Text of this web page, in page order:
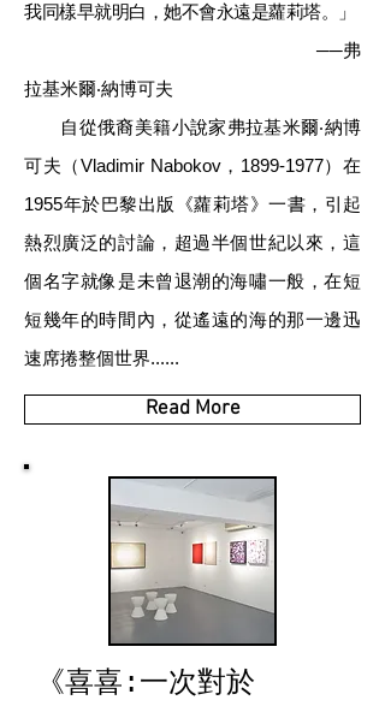
我同樣早就明白，她不會永遠是蘿莉塔。」
──弗
拉基米爾‧納博可夫
自從俄裔美籍小說家弗拉基米爾‧納博
可夫（Vladimir Nabokov，1899-1977）在
1955年於巴黎出版《蘿莉塔》一書，引起
熱烈廣泛的討論，超過半個世紀以來，這
個名字就像是未曾退潮的海嘯一般，在短
短幾年的時間內，從遙遠的海的那一邊迅
速席捲整個世界......
Read More
《喜喜:一次對於